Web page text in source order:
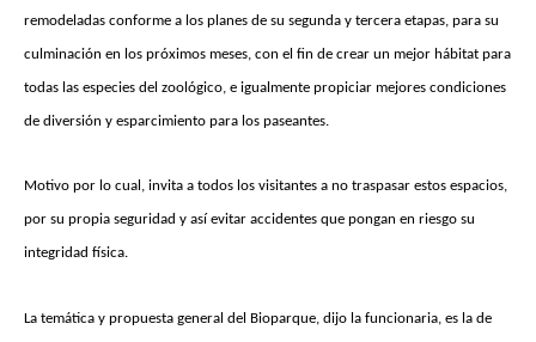
remodeladas conforme a los planes de su segunda y tercera etapas, para su
culminación en los próximos meses, con el fin de crear un mejor hábitat para
todas las especies del zoológico, e igualmente propiciar mejores condiciones
de diversión y esparcimiento para los paseantes.
Motivo por lo cual, invita a todos los visitantes a no traspasar estos espacios,
por su propia seguridad y así evitar accidentes que pongan en riesgo su
integridad física.
La temática y propuesta general del Bioparque, dijo la funcionaria, es la de